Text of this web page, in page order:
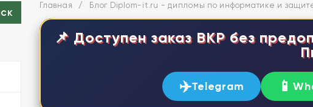
Главная / Блог Diplom-it.ru - дипломы по информатике и
📌 Доступен заказ ВКР без
✈️Telegram 📱